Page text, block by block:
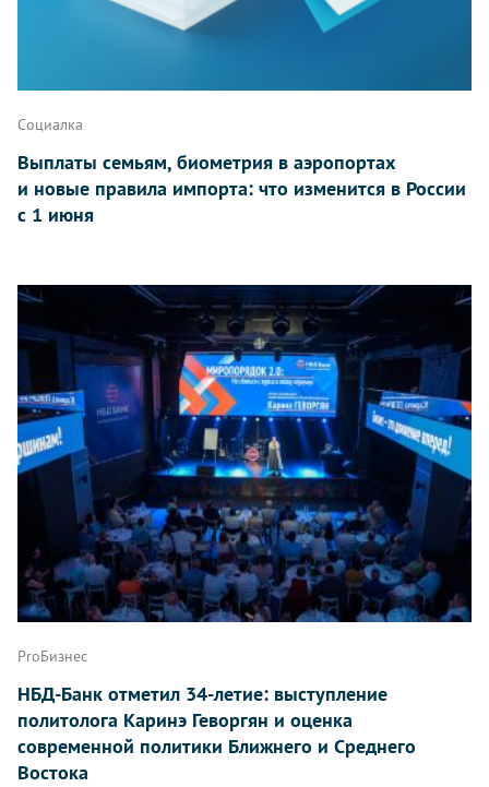
Социалка
Выплаты семьям, биометрия в аэропортах
и новые правила импорта: что изменится в России
с 1 июня
ProБизнес
НБД-Банк отметил 34-летие: выступление
политолога Каринэ Геворгян и оценка
современной политики Ближнего и Среднего
Востока